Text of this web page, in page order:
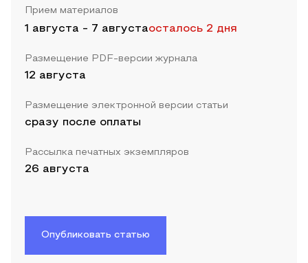
Прием материалов
1 августа - 7 августаосталось 2 дня
Размещение PDF-версии журнала
12 августа
Размещение электронной версии статьи
сразу после оплаты
Рассылка печатных экземпляров
26 августа
Опубликовать статью